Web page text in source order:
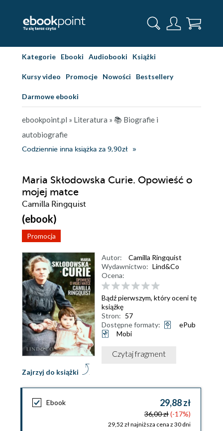
Kategorie Ebooki Audiobooki Książki
Kursy video Promocje Nowości Bestsellery
Darmowe ebooki
ebookpoint.pl » Literatura » 📚 Biografie i
autobiografie
Codziennie inna książka za 9,90zł
Maria Skłodowska Curie. Opowieść o
mojej matce
Camilla Ringquist
(ebook)
Promocja
Zajrzyj do książki
Autor:
Camilla Ringquist
Wydawnictwo: Lind&Co
Ocena:
Bądź pierwszym, który oceni tę
książkę
Stron: 57
Dostępne formaty:
ePub
Mobi
Czytaj fragment
Ebook 29,88 zł
36,00 zł(-17%)
29,52 zł najniższa cena z 30 dni